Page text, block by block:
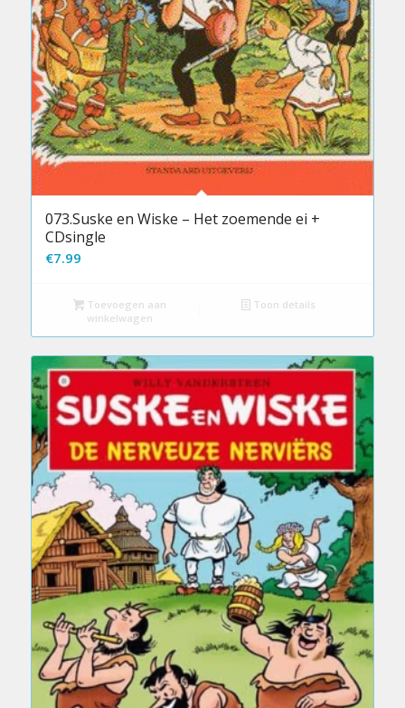
073.Suske en Wiske – Het zoemende ei +
CDsingle
€7.99
Toevoegen aan
winkelwagen
Toon details